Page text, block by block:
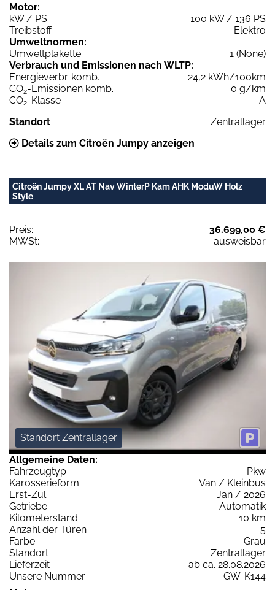
Motor:
kW / PS
100 kW / 136 PS
Treibstoff
Elektro
Umweltnormen:
Umweltplakette
1 (None)
Verbrauch und Emissionen nach WLTP:
Energieverbr. komb.
24,2 kWh/100km
CO2-Emissionen komb.
0 g/km
CO2-Klasse
A
Standort
Zentrallager
Details zum Citroën Jumpy anzeigen
Citroën Jumpy XL AT Nav WinterP Kam AHK ModuW Holz
Style
Preis:
36.699,00 €
MWSt:
ausweisbar
Standort Zentrallager
Allgemeine Daten:
Fahrzeugtyp
Pkw
Karosserieform
Van / Kleinbus
Erst-Zul.
Jan / 2026
Getriebe
Automatik
Kilometerstand
10 km
Anzahl der Türen
5
Farbe
Grau
Standort
Zentrallager
Lieferzeit
ab ca. 28.08.2026
Unsere Nummer
GW-K144